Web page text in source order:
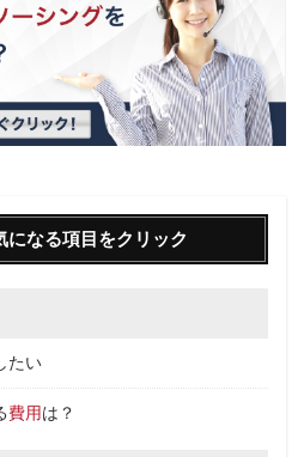
なる項目をクリック
たい
費用 は？